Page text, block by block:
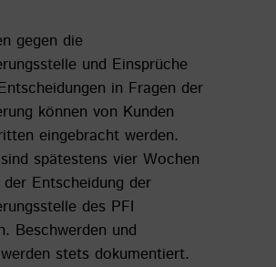
gegen die
und Einsprüche
in Fragen der
können von Kunden
eingebracht werden.
spätestens vier Wochen
Entscheidung der
des PFI
Beschwerden und
stets dokumentiert.